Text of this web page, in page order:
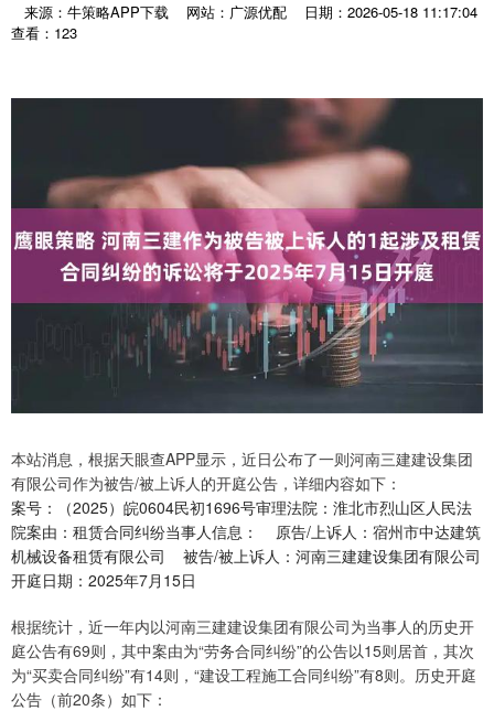
来源：牛策略APP下载 网站：广源优配
日期：2026-05-18 11:17:04
查看：123
本站消息，根据天眼查APP显示，近日公布了一则河南三建建设集团
有限公司作为被告/被上诉人的开庭公告，详细内容如下：
案号：（2025）皖0604民初1696号审理法院：淮北市烈山区人民法
院案由：租赁合同纠纷当事人信息： 原告/上诉人：宿州市中达建筑
机械设备租赁有限公司 被告/被上诉人：河南三建建设集团有限公司
开庭日期：2025年7月15日
根据统计，近一年内以河南三建建设集团有限公司为当事人的历史开
庭公告有69则，其中案由为“劳务合同纠纷”的公告以15则居首，其次
为“买卖合同纠纷”有14则，“建设工程施工合同纠纷”有8则。历史开庭
公告（前20条）如下：